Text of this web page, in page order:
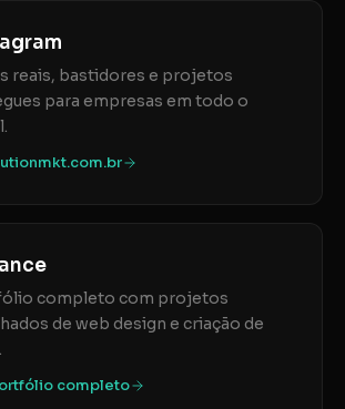
reais, bastidores e projetos
para empresas em todo o
completo com projetos
de web design e criação de
completo